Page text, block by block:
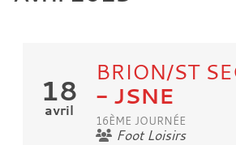
18
avril
BRION/ST
- JSNE
16ÈME JOURNÉE
Foot Loisirs